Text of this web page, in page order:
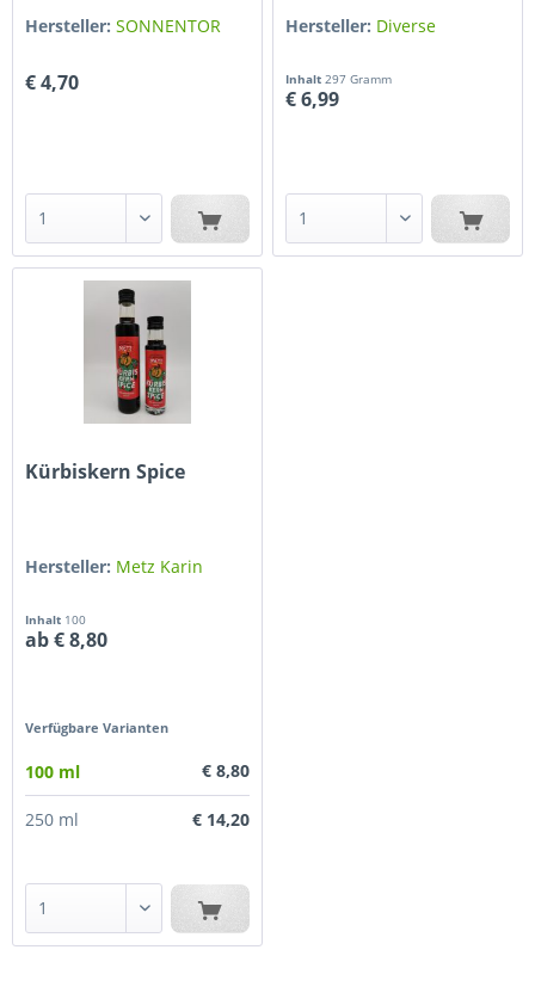
Hersteller: SONNENTOR
€ 4,70
Hersteller: Diverse
Inhalt297 Gramm
€ 6,99
Kürbiskern Spice
Hersteller: Metz Karin
Inhalt 100
ab € 8,80
Verfügbare Varianten
100 ml € 8,80
250 ml € 14,20